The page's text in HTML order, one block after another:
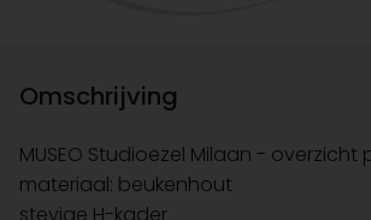
Omschrijving
MUSEO Studioezel Milaan -
materiaal: beukenhout